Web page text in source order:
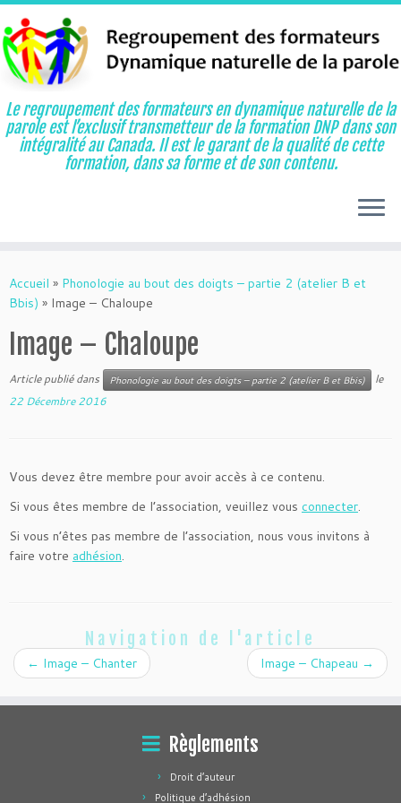
au
contenu
Le regroupement des formateurs en dynamique naturelle de la
parole est l’exclusif transmetteur de la formation DNP dans son
intégralité au Canada. Il est le garant de la qualité de cette
formation, dans sa forme et de son contenu.
Accueil » Phonologie au bout des doigts – partie 2 (atelier B et
Bbis) » Image – Chaloupe
Image – Chaloupe
Article publié dans Phonologie au bout des doigts – partie 2 (atelier B et Bbis)
le
22 Décembre 2016
Vous devez être membre pour avoir accès à ce contenu.
Si vous êtes membre de l’association, veuillez vous connecter.
Si vous n’êtes pas membre de l’association, nous vous invitons à
faire votre adhésion.
Navigation de l'article
← Image – Chanter Image – Chapeau →
Règlements
Droit d’auteur
Politique d’adhésion